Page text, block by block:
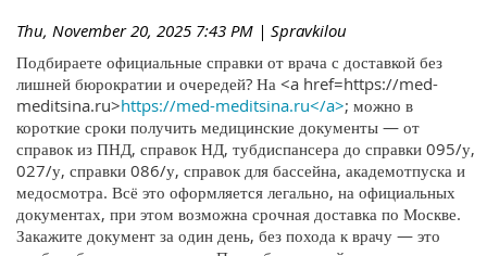
Thu, November 20, 2025 7:43 PM | Spravkilou
Подбираете официальные справки от врача с доставкой без
лишней бюрократии и очередей? На <a href=https://med-
meditsina.ru>https://med-meditsina.ru</a>; можно в
короткие сроки получить медицинские документы — от
справок из ПНД, справок НД, тубдиспансера до справки 095/у,
027/у, справки 086/у, справок для бассейна, академотпуска и
медосмотра. Всё это оформляется легально, на официальных
документах, при этом возможна срочная доставка по Москве.
Закажите документ за один день, без похода к врачу — это